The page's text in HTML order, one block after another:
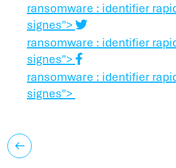
ransomware : identifier
signes">
ransomware : identifier
signes">
ransomware : identifier
signes">